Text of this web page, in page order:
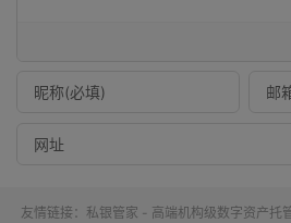
友情链接： 私银管家 - 高端机构级数字资产托